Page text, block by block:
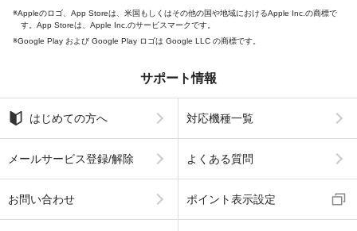
Appleのロゴ、App Storeは、米国もしくはその他の国や地域におけるApple Inc.の商標で
す。App Storeは、Apple Inc.のサービスマークです。
Google Play および Google Play ロゴは Google LLC の商標です。
サポート情報
はじめての方へ 対応機種一覧
メールサービス登録/解除 よくある質問
お問い合わせ ポイント表示設定